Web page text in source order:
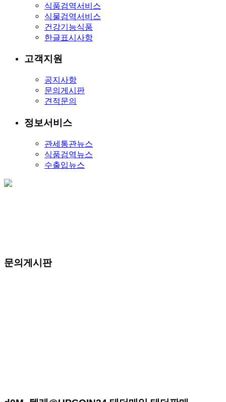
식품검역서비스
식물검역서비스
건강기능식품
한글표시사항
고객지원
공지사항
문의게시판
견적문의
정보서비스
관세통관뉴스
식품검역뉴스
수출입뉴스
문의게시판